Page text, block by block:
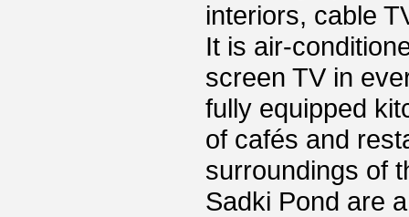
interiors, cable
It is air-
screen TV in
fully equipped
of cafés and
surroundings of
Sadki Pond are